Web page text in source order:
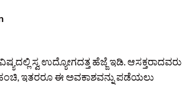
ಸ್ವ ಉದ್ಯೋಗದತ್ತ ಹೆಜ್ಜೆ ಇಡಿ. ಆಸಕ್ತರಾದವರು
ಇತರರೂ ಈ ಅವಕಾಶವನ್ನು ಪಡೆಯಲು